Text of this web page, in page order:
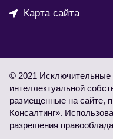
Карта сайта
© 2021
интеллектуальной
размещенные на сайте,
Консалтинг».
разрешения